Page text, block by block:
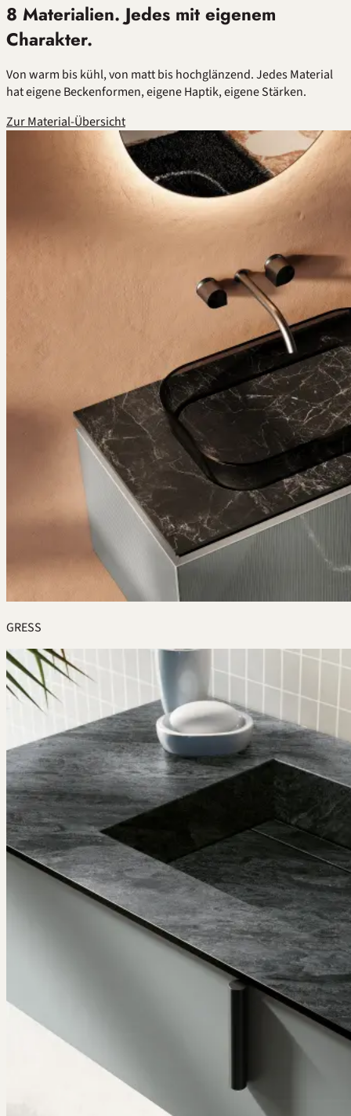
8 Materialien. Jedes mit eigenem
Charakter.
Von warm bis kühl, von matt bis hochglänzend. Jedes Material
hat eigene Beckenformen, eigene Haptik, eigene Stärken.
Zur Material-Übersicht
GRESS